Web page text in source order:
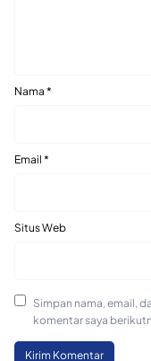
Nama *
Email *
Situs Web
Simpan nama, email,
komentar saya